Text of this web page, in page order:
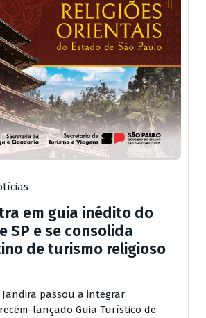
em guia inédito do
SP e se consolida
de turismo religioso
passou a integrar
lançado Guia Turístico de